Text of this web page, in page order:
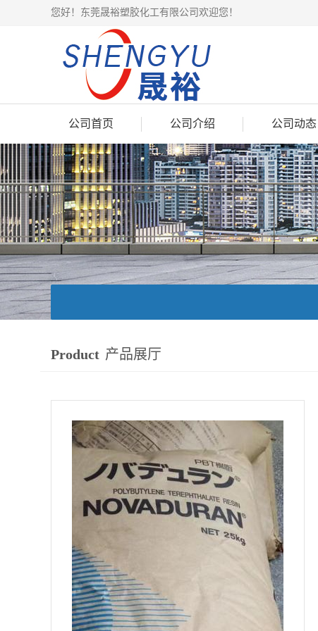
您好！东莞晟裕塑胶化工有限公司欢迎您！
公司首页 公司介绍 公司动态
Product 产品展厅